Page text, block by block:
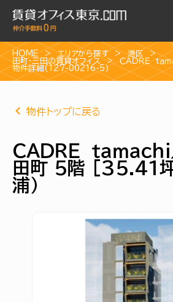
HOME エリアから探す
港区
田町・三田の賃貸オフィス
ＣＡＤＲＥ ｔａ
物件詳細(127-00216-5)
物件トップに戻る
ＣＡＤＲＥ ｔａｍａｃｈ
田町 5階 [35.41坪
浦）